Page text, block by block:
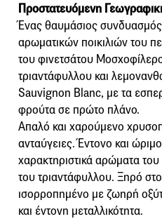
Προστατευόμενη
Ένας θαυμάσιος συνδυασμός
αρωματικών ποικιλιών του
του φινετσάτου
τριαντάφυλλου και
Sauvignon Blanc, µε τα
φρούτα σε πρώτο πλάνο.
Απαλό και χαρούμενο
ανταύγειες. Έντονο και
χαρακτηριστικά αρώματα
του τριαντάφυλλου. Ξηρό
ισορροπημένο με ζωηρή
και έντονη μεταλλικότητα.